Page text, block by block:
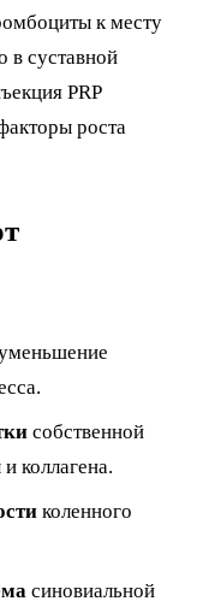
к месту
в суставной
PRP
роста
собственной
коллагена.
коленного
синовиальной